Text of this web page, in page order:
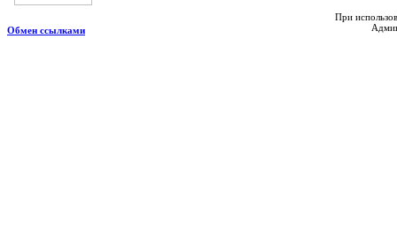
При
Обмен ссылками